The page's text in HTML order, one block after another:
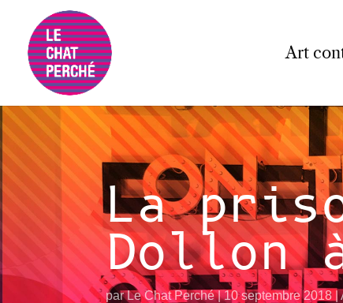
Art
La
Dollon
parLe Chat Perché 10 septembre 2018